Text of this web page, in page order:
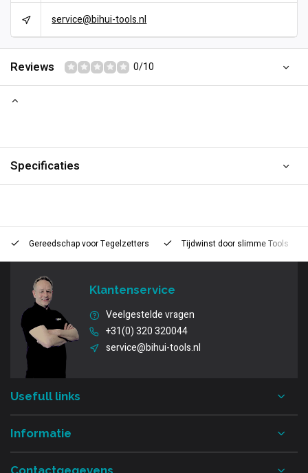
service@bihui-tools.nl
Reviews 0/10
Specificaties
Gereedschap voorTegelzetters Tijdwinst door slimme Tools
Klantenservice
Veelgestelde vragen
+31(0) 320 320044
service@bihui-tools.nl
Usefull links
Informatie
Contactgegevens